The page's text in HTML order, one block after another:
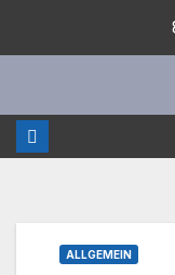
ALLGEMEIN